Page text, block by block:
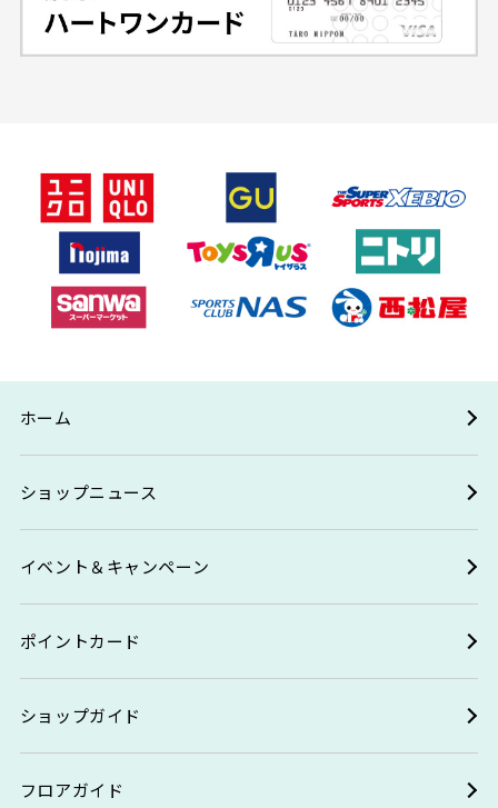
ホーム
ショップニュース
イベント＆キャンペーン
ポイントカード
ショップガイド
フロアガイド